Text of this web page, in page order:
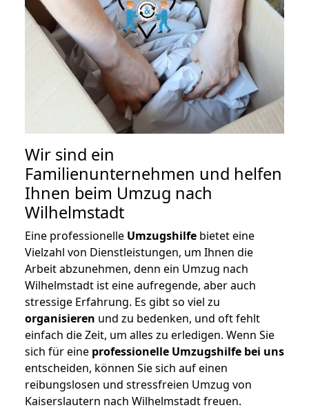
Wir sind ein
Familienunternehmen und helfen
Ihnen beim Umzug nach
Wilhelmstadt
Eine professionelle Umzugshilfe bietet eine
Vielzahl von Dienstleistungen, um Ihnen die
Arbeit abzunehmen, denn ein Umzug nach
Wilhelmstadt ist eine aufregende, aber auch
stressige Erfahrung. Es gibt so viel zu
organisieren und zu bedenken, und oft fehlt
einfach die Zeit, um alles zu erledigen. Wenn Sie
sich für eine professionelle Umzugshilfe bei uns
entscheiden, können Sie sich auf einen
reibungslosen und stressfreien Umzug von
Kaiserslautern nach Wilhelmstadt freuen.